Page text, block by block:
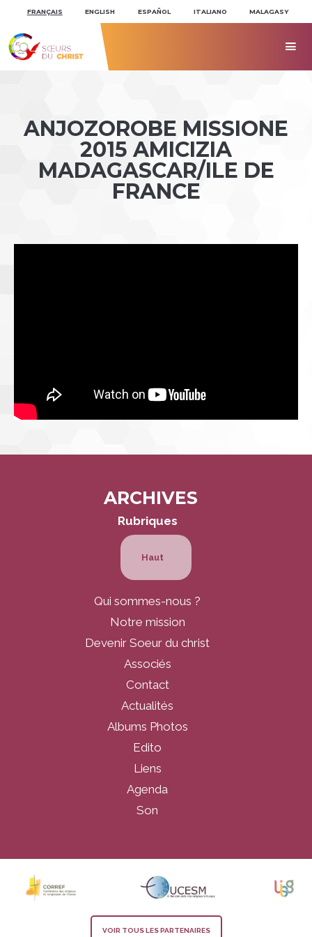
Aller
navigation
personnelsFRANÇAIS ENGLISH ESPAÑOL ITALIANO MALAGASY

ANJOZOROBE MISSIONE
2015 AMICIZIA
MADAGASCAR/ILE DE
FRANCE
ARCHIVES
Rubriques
Haut
Qui sommes-nous ?
Notre mission
Devenir Soeur du christ
Associés
Contact
Actualités
Albums Photos
Edito
Liens
Agenda
Son
VOIR TOUS LES PARTENAIRES